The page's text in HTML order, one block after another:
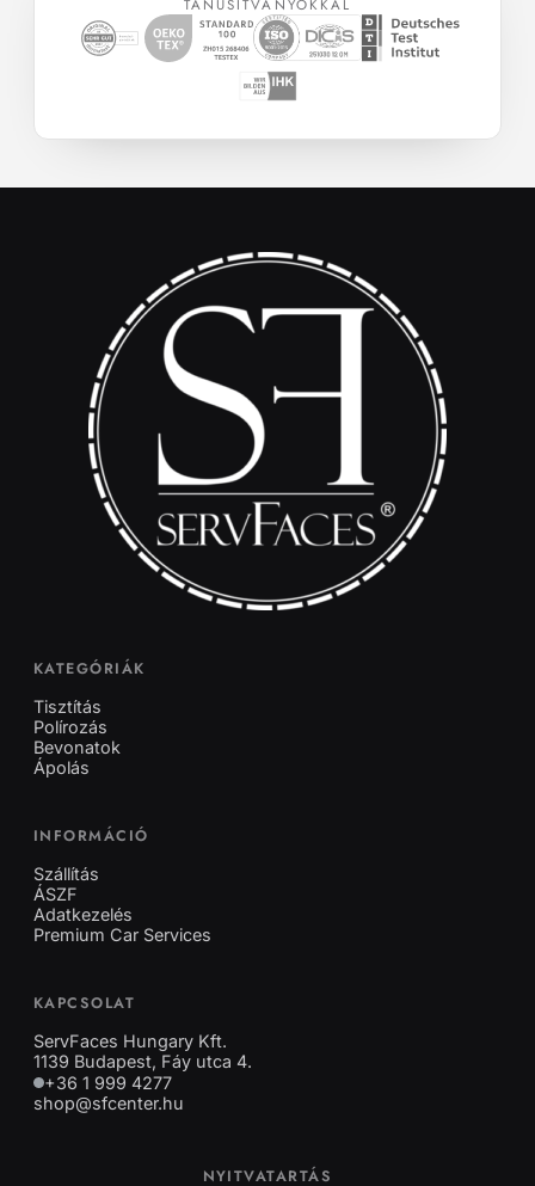
TANÚSÍTVÁNYOKKAL
KATEGÓRIÁK
Tisztítás
Polírozás
Bevonatok
Ápolás
INFORMÁCIÓ
Szállítás
ÁSZF
Adatkezelés
Premium Car Services
KAPCSOLAT
ServFaces Hungary Kft.
1139 Budapest, Fáy utca 4.
+36 1 999 4277
shop@sfcenter.hu
NYITVATARTÁS